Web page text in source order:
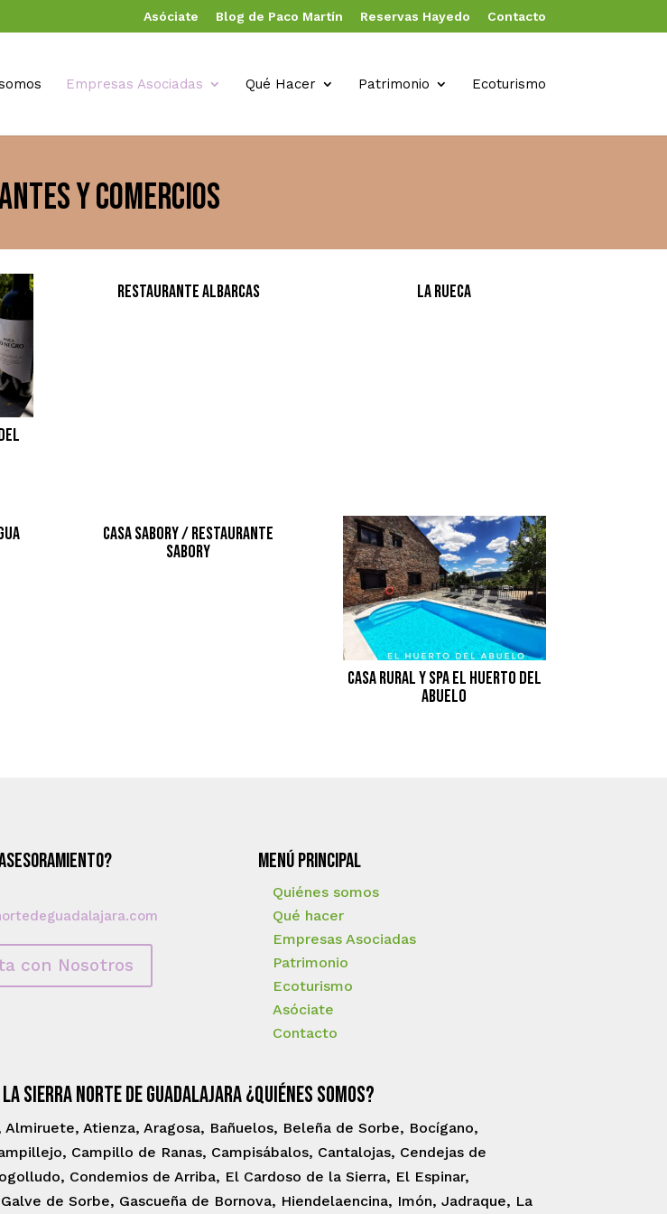
Asóciate Blog de Paco Martín Reservas Hayedo Contacto
Empresas Asociadas Qué Hacer Patrimonio Ecoturismo
y comercios
Restaurante Albarcas La Rueca
Casa Sabory / Restaurante
Sabory
Casa Rural y spa El Huerto del
abuelo
con Nosotros
Menú principal
Quiénes somos
Qué hacer
Empresas Asociadas
Patrimonio
Ecoturismo
Asóciate
Contacto
Sierra Norte de Guadalajara ¿Quiénes somos?
Atienza, Aragosa, Bañuelos, Beleña de Sorbe, Bocígano,
Campillo de Ranas, Campisábalos, Cantalojas, Cendejas de
Condemios de Arriba, El Cardoso de la Sierra, El Espinar,
de Sorbe, Gascueña de Bornova, Hiendelaencina, Imón, Jadraque, La